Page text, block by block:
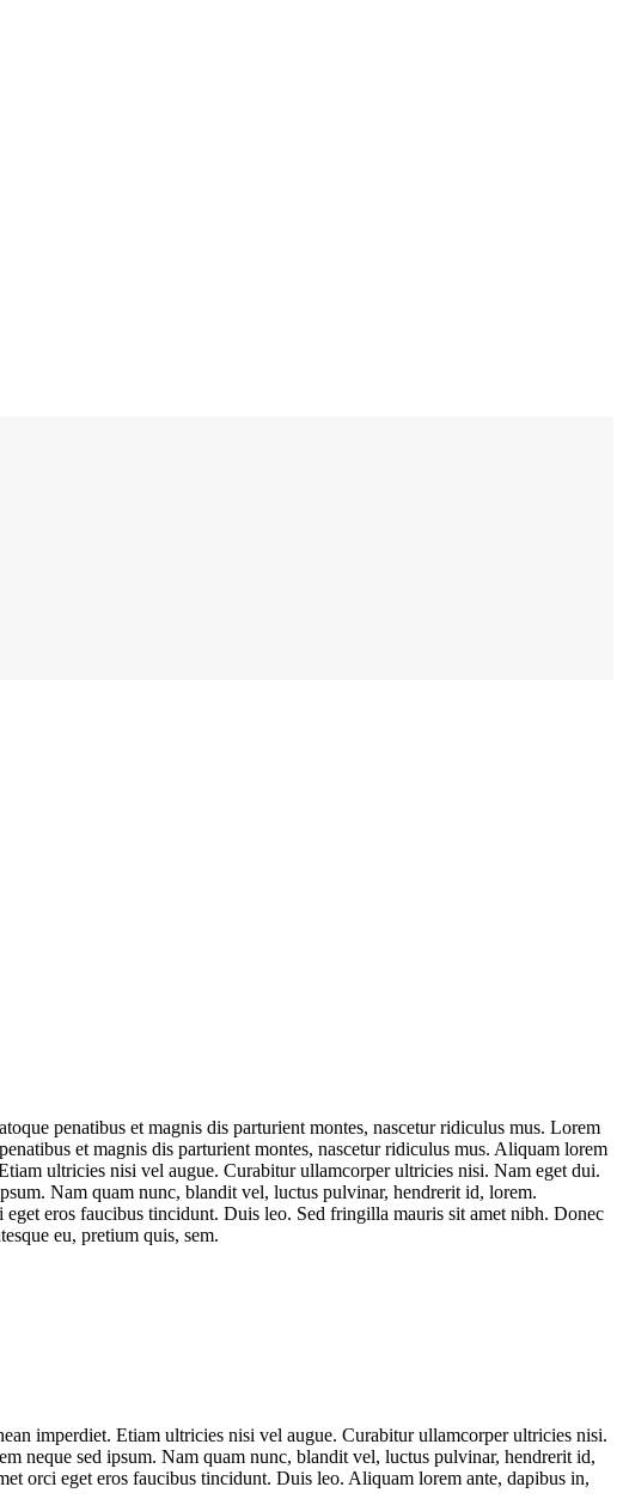
penatibus et magnis dis parturient montes, nascetur ridiculus mus. Lorem
et magnis dis parturient montes, nascetur ridiculus mus. Aliquam lorem
ultricies nisi vel augue. Curabitur ullamcorper ultricies nisi. Nam eget dui.
Nam quam nunc, blandit vel, luctus pulvinar, hendrerit id, lorem.
eros faucibus tincidunt. Duis leo. Sed fringilla mauris sit amet nibh. Donec
eu, pretium quis, sem.
imperdiet. Etiam ultricies nisi vel augue. Curabitur ullamcorper ultricies nisi.
neque sed ipsum. Nam quam nunc, blandit vel, luctus pulvinar, hendrerit id,
orci eget eros faucibus tincidunt. Duis leo. Aliquam lorem ante, dapibus in,